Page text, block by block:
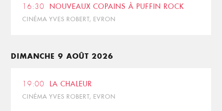
16:30 NOUVEAUX COPAINS À PUFFIN ROCK
CINÉMA YVES ROBERT, EVRON
DIMANCHE 9 AOÛT 2026
19:00 LA CHALEUR
CINÉMA YVES ROBERT, EVRON